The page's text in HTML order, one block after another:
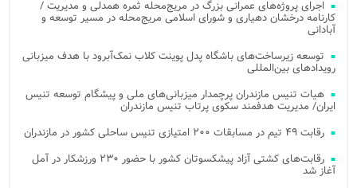
اجرای پروژه‌های عمرانی بزرگ در مریج‌محله ثمره همدلی و مدیریت /
کارنامه درخشان دهیاری و شورای اسلامی مریج‌محله در مسیر توسعه و
آبادانی
توسعه زیرساخت‌های باشگاه پدل پوینت کلاب نمک‌آبرود با هدف میزبانی
رویدادهای بین‌المللی
هیات تنیس مازندران پرچمدار میزبانی‌های ملی و پیشگام توسعه تنیس
ایران/ مدیریت هدفمند سکوی پرتاب تنیس مازندران
رقابت ۴۹ تیم در مسابقات ۲۰۰ امتیازی تنیس ساحلی کشور در مازندران
رقابت‌های کشتی آزاد پیشکسوتان کشور با حضور ۲۳۰ ورزشکار در آمل
آغاز شد